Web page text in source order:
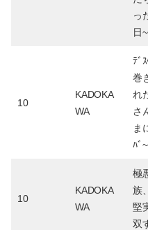
っ
日~
10
KADOKA
WA
ﾃﾞ
巻
れ
さ
ま
ﾊﾞ
10
KADOKA
WA
極
族
堅
双